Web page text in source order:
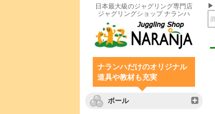
日本最大級のジャグリング専門店
ジャグリングショップ ナランハ
ナランハだけのオリジナル
道具や教材も充実
ボール